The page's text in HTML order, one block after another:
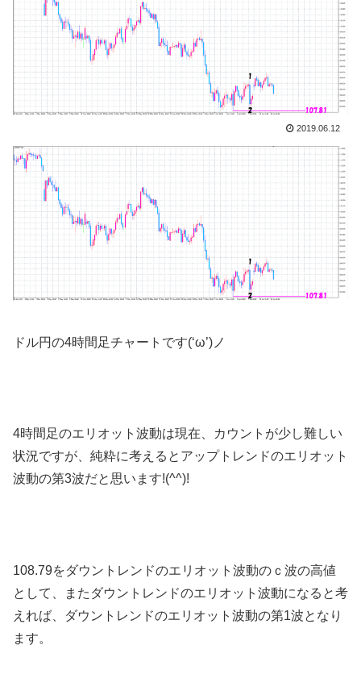
2019.06.12
ドル円の4時間足チャートです(‘ω’)ノ
4時間足のエリオット波動は現在、カウントが少し難しい
状況ですが、純粋に考えるとアップトレンドのエリオット
波動の第3波だと思います!(^^)!
108.79をダウントレンドのエリオット波動のｃ波の高値
として、またダウントレンドのエリオット波動になると考
えれば、ダウントレンドのエリオット波動の第1波となり
ます。